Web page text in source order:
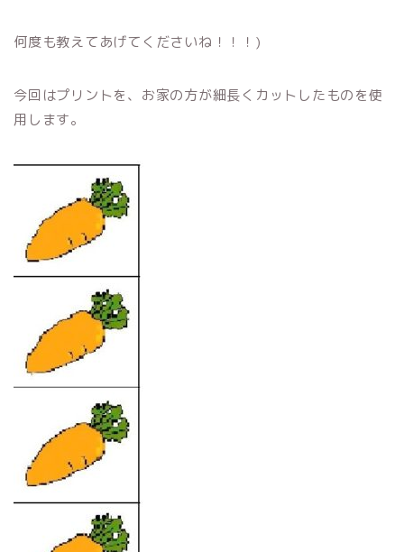
何度も教えてあげてくださいね！！！)
今回はプリントを、お家の方が細長くカットしたものを使
用します。